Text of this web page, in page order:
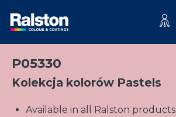
P05330
Kolekcja kolorów Pastels
Available in all Ralston products